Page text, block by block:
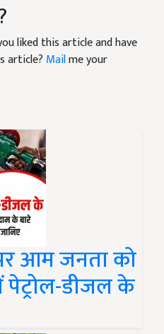
liked this article and have
article? Mailme your
आम जनता को
पेट्रोल-डीजल के